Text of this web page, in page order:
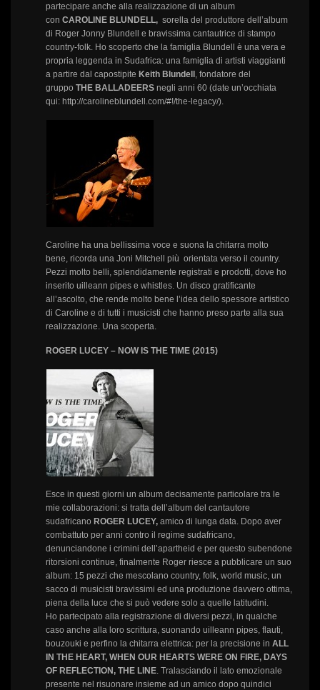
partecipare anche alla realizzazione di un album
con CAROLINE BLUNDELL, sorella del produttore dell’album
di Roger Jonny Blundell e bravissima cantautrice di stampo
country-folk. Ho scoperto che la famiglia Blundell è una vera e
propria leggenda in Sudafrica: una famiglia di artisti viaggianti
a partire dal capostipite Keith Blundell, fondatore del
gruppo THE BALLADEERSnegli anni 60 (date un’occhiata
qui: http://carolineblundell.com/#!/the-legacy/).
Caroline ha una bellissima voce e suona la chitarra molto
bene, ricorda una Joni Mitchell più orientata verso il country.
Pezzi molto belli, splendidamente registrati e prodotti, dove ho
inserito uilleann pipes e whistles. Un disco gratificante
all’ascolto, che rende molto bene l’idea dello spessore artistico
di Caroline e di tutti i musicisti che hanno preso parte alla sua
realizzazione. Una scoperta.
ROGER LUCEY – NOW IS THE TIME (2015)
Esce in questi giorni un album decisamente particolare tra le
mie collaborazioni: si tratta dell’album del cantautore
sudafricano ROGER LUCEY,amico di lunga data. Dopo aver
combattuto per anni contro il regime sudafricano,
denunciandone i crimini dell’apartheid e per questo subendone
ritorsioni continue, finalmente Roger riesce a pubblicare un suo
album: 15 pezzi che mescolano country, folk, world music, un
sacco di musicisti bravissimi ed una produzione davvero ottima,
piena della luce che si può vedere solo a quelle latitudini.
Ho partecipato alla registrazione di diversi pezzi, in qualche
caso anche alla loro scrittura, suonando uilleann pipes, flauti,
bouzouki e perfino la chitarra elettrica: per la precisione in ALL
IN THE HEART, WHEN OUR HEARTS WERE ON FIRE, DAYS
OF REFLECTION, THE LINE. Tralasciando il lato emozionale
presente nel risuonare insieme ad un amico dopo quindici